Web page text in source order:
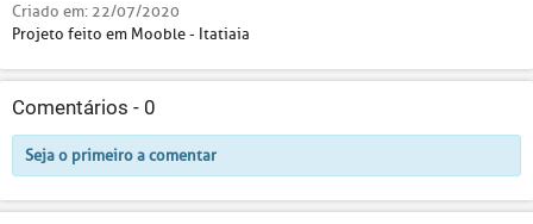
Criado em: 22/07/2020
Projeto feito em Mooble - Itatiaia
Comentários - 0
Seja o primeiro a comentar